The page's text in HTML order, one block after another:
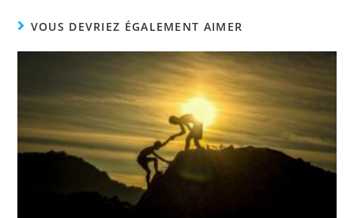
VOUS DEVRIEZ ÉGALEMENT AIMER